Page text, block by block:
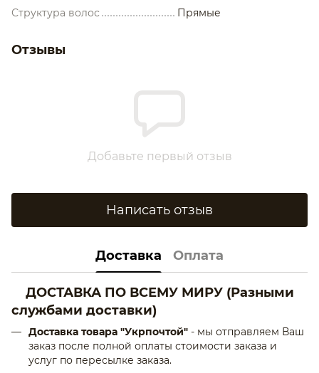
Структура волос Прямые
Отзывы
Добавьте первый отзыв
Написать отзыв
Доставка Оплата
ДОСТАВКА ПО ВСЕМУ МИРУ (Разными
службами доставки)
Доставка товара "Укрпочтой" - мы отправляем Ваш
заказ после полной оплаты стоимости заказа и
услуг по пересылке заказа.